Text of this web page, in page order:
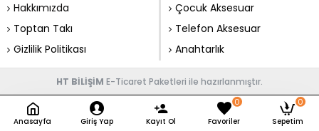
Hakkımızda
Toptan Takı
Gizlilik Politikası
Çocuk Aksesuar
Telefon Aksesuar
Anahtarlık
HT BİLİŞİM E-Ticaret Paketleri ile hazırlanmıştır.
Anasayfa Giriş Yap Kayıt Ol Favoriler
0
Sepetim
0